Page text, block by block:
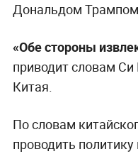
Дональдом
«Обе стороны
приводит словам
Китая.
По словам
проводить